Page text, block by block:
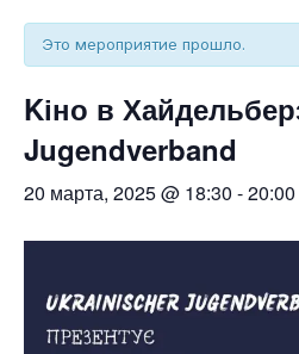
Это мероприятие прошло.
Kіно в
Jugendverband
20 марта, 2025 @ 18:30 -20:00